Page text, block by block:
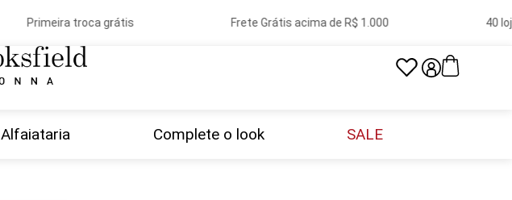
Primeira troca grátis Frete Grátis acima de R$ 1.000 40
Alfaiataria Complete o look SALE